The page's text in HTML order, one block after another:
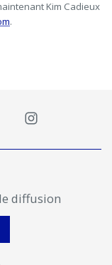
Kim Cadieux
.
diffusion